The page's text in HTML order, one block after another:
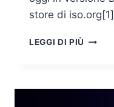
store di
LEGGI DI PIÙ